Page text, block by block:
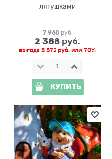
лягушками
7 960 руб.
2 388 руб.
выгода 5 572 руб. или 70%
КУПИТЬ